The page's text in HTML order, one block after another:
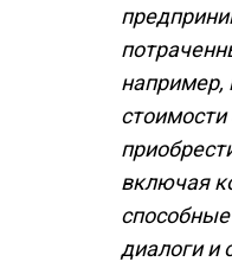
например,
включая
диалоги и